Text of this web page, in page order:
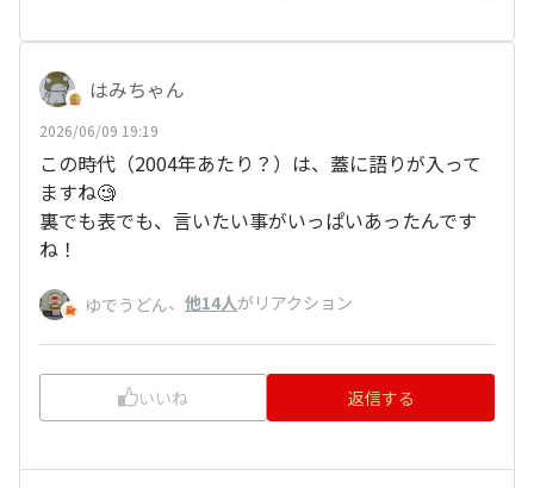
はみちゃん
2026/06/09 19:19
この時代（2004年あたり？）は、蓋に語りが入って
ますね🧐
裏でも表でも、言いたい事がいっぱいあったんです
ね！
ゆでうどん、 他14人がリアクション
いいね 返信する